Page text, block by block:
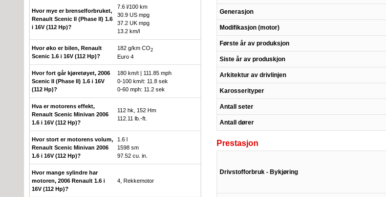
Hvor mye er brenselforbruket,
Renault Scenic II (Phase II) 1.6
i 16V (112 Hp)?
7.6 l/100 km
30.9 US mpg
37.2 UK mpg
13.2 km/l
Hvor øko er bilen, Renault
Scenic 1.6 i 16V (112 Hp)?
182 g/km CO2
Euro 4
Hvor fort går kjøretøyet, 2006
Scenic II (Phase II) 1.6 i 16V
(112 Hp)?
180 km/t | 111.85 mph
0-100 km/t: 11.8 sek
0-60 mph: 11.2 sek
Hva er motorens effekt,
Renault Scenic Minivan 2006
1.6 i 16V (112 Hp)?
112 hk, 152 Hm
112.11 lb.-ft.
Hvor stort er motorens volum,
Renault Scenic Minivan 2006
1.6 i 16V (112 Hp)?
1.6 l
1598 sm
97.52 cu. in.
Hvor mange sylindre har
motoren, 2006 Renault 1.6 i
16V (112 Hp)?
4, Rekkemotor
Generasjon
Modifikasjon (motor)
Første år av produksjon
Siste år av produskjon
Arkitektur av drivlinjen
Karosserityper
Antall seter
Antall dører
Prestasjon
Drivstofforbruk - Bykjøring